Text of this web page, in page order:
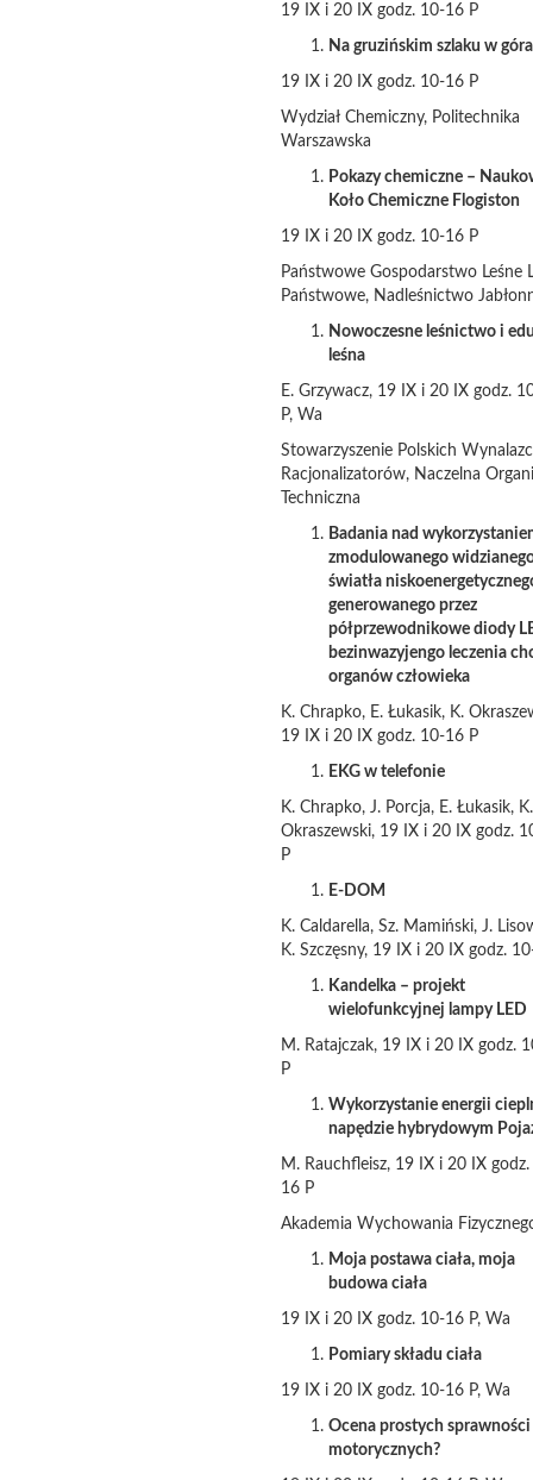
19 IX i 20 IX godz. 10-16 P
Na gruzińskim szlaku w
19 IX i 20 IX godz. 10-16 P
Wydział Chemiczny, Politechnika
Warszawska
Pokazy chemiczne –
Koło Chemiczne Flogiston
19 IX i 20 IX godz. 10-16 P
Państwowe Gospodarstwo Leśne
Państwowe, Nadleśnictwo
Nowoczesne leśnictwo i
leśna
E. Grzywacz, 19 IX i 20 IX godz.
P, Wa
Stowarzyszenie Polskich
Racjonalizatorów, Naczelna
Techniczna
Badania nad
zmodulowanego
światła
generowanego przez
półprzewodnikowe diody
bezinwazyjengo leczenia
organów człowieka
K. Chrapko, E. Łukasik, K.
19 IX i 20 IX godz. 10-16 P
EKG w telefonie
K. Chrapko, J. Porcja, E. Łukasik, K.
Okraszewski, 19 IX i 20 IX godz.
P
E-DOM
K. Caldarella, Sz. Mamiński, J.
K. Szczęsny, 19 IX i 20 IX godz.
Kandelka – projekt
wielofunkcyjnej lampy LED
M. Ratajczak, 19 IX i 20 IX godz.
P
Wykorzystanie energii
napędzie hybrydowym
M. Rauchfleisz, 19 IX i 20 IX
16 P
Akademia Wychowania
Moja postawa ciała, moja
budowa ciała
19 IX i 20 IX godz. 10-16 P, Wa
Pomiary składu ciała
19 IX i 20 IX godz. 10-16 P, Wa
Ocena prostych sprawności
motorycznych?